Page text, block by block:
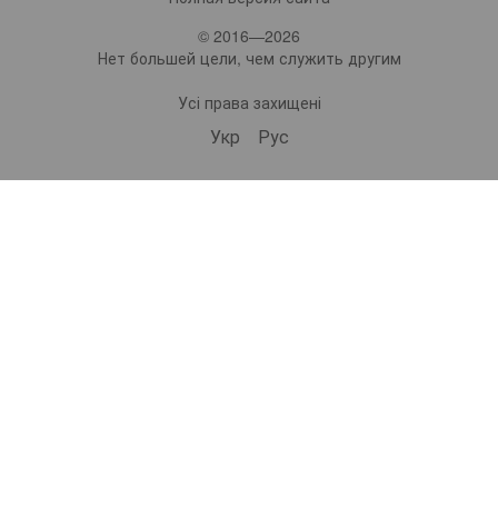
© 2016—2026
Нет большей цели, чем служить другим
Усі права захищені
Укр Рус